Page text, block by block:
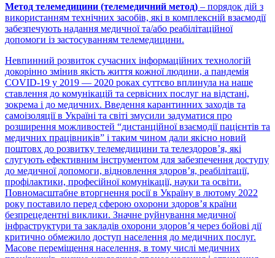
Метод телемедицини (телемедичний метод) – порядок дій з
використанням технічних засобів, які в комплексній взаємодії
забезпечують надання медичної та/або реабілітаційної
допомоги із застосуванням телемедицини.
Невпинний розвиток сучасних інформаційних технологій
докорінно змінив якість життя кожної людини, а пандемія
COVID-19 у 2019 — 2020 роках суттєво вплинула на наше
ставлення до комунікацій та сервісних послуг на відстані,
зокрема і до медичних. Введення карантинних заходів та
самоізоляції в Україні та світі змусили задуматися про
розширення можливостей “дистанційної взаємодії пацієнтів та
медичних працівників” і таким чином дали якісно новий
поштовх до розвитку телемедицини та телездоров’я, які
слугують ефективним інструментом для забезпечення доступу
до медичної допомоги, відновлення здоров’я, реабілітації,
профілактики, професійної комунікації, науки та освіти.
Повномасштабне вторгнення росії в Україну в лютому 2022
року поставило перед сферою охорони здоров’я країни
безпрецедентні виклики. Значне руйнування медичної
інфраструктури та закладів охорони здоров’я через бойові дії
критично обмежило доступ населення до медичних послуг.
Масове переміщення населення, в тому числі медичних